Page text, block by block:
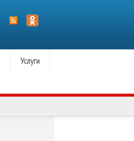
Услуги